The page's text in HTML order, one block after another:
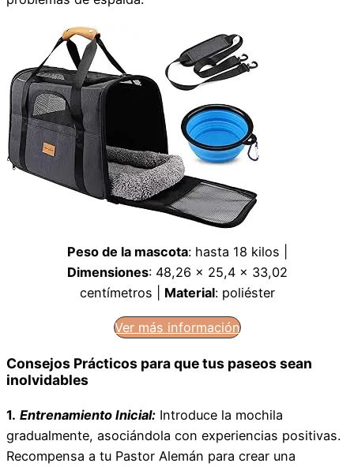
Peso de la mascota: hasta 18 kilos |
Dimensiones: 48,26 x 25,4 x 33,02
centímetros | Material: poliéster
Ver más información
Consejos Prácticos para que tus paseos sean
inolvidables
1. Entrenamiento Inicial: Introduce la mochila
gradualmente, asociándola con experiencias positivas.
Recompensa a tu Pastor Alemán para crear una